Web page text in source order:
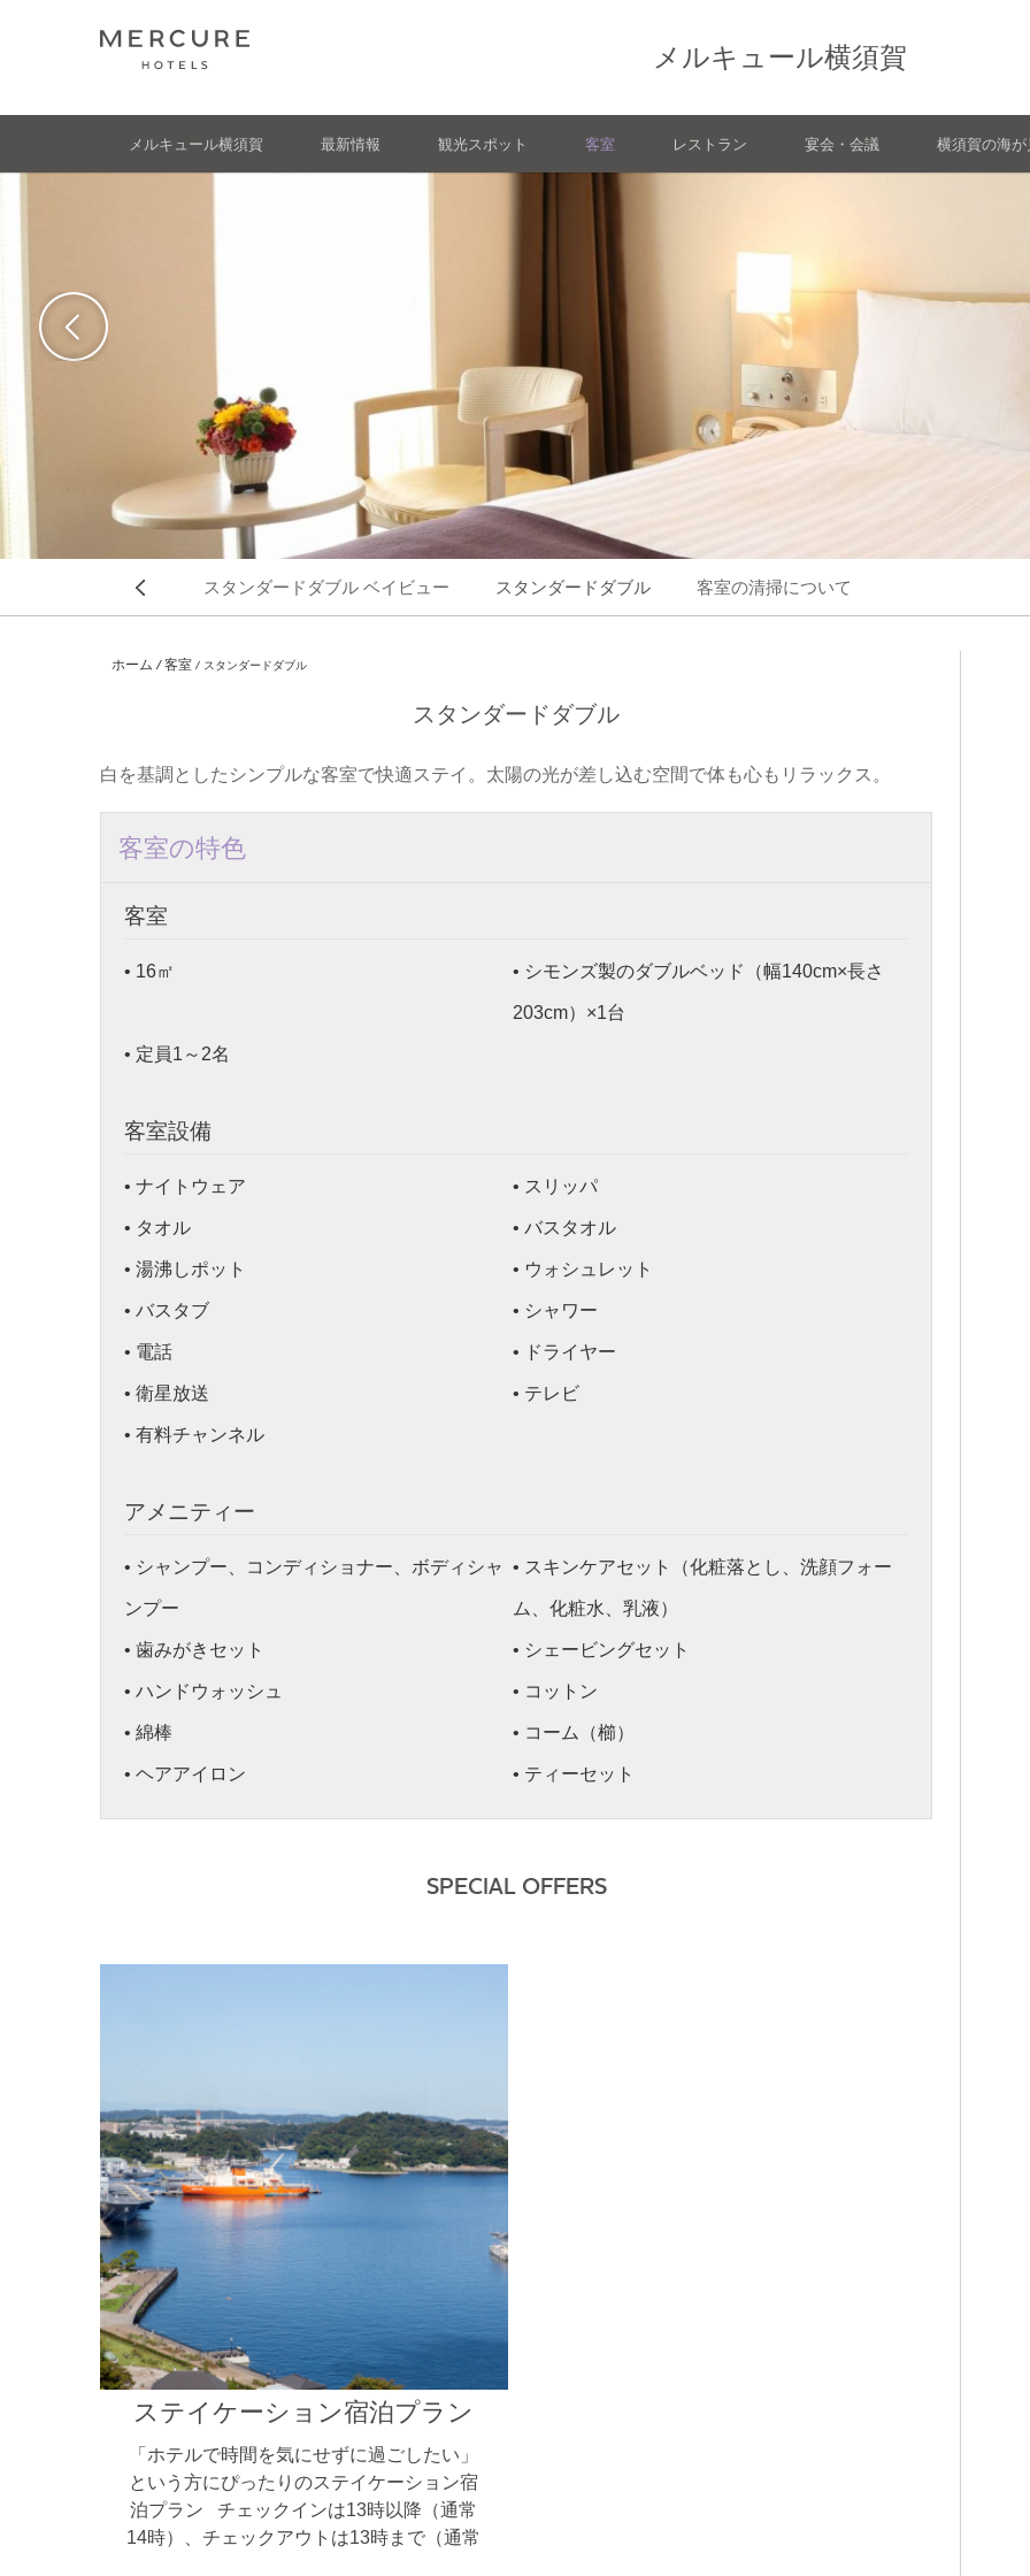
メルキュール横須賀
メルキュール横須賀 最新情報 観光スポット 客室 レストラン 宴会・会議 横須賀の海
前
屋
スタンダードツイン スタンダードダブル ベイビュー スタンダードダブル 客室の清掃について
ホーム 客室 スタンダードダブル
スタンダードダブル
白を基調としたシンプルな客室で快適ステイ。太陽の光が差し込む空間で体も心もリラックス。
客室の特色
客室
• 16㎡ • シモンズ製のダブルベッド（幅140cm×長さ
203cm）×1台
• 定員1～2名
客室設備
• ナイトウェア • スリッパ
• タオル • バスタオル
• 湯沸しポット • ウォシュレット
• バスタブ • シャワー
• 電話 • ドライヤー
• 衛星放送 • テレビ
• 有料チャンネル
アメニティー
• シャンプー、コンディショナー、ボディシャ
ンプー
• スキンケアセット（化粧落とし、洗顔フォー
ム、化粧水、乳液）
• 歯みがきセット • シェービングセット
• ハンドウォッシュ • コットン
• 綿棒 • コーム（櫛）
• ヘアアイロン • ティーセット
SPECIAL OFFERS
ステイケーション宿泊プラン
「ホテルで時間を気にせずに過ごしたい」
という方にぴったりのステイケーション宿
泊プラン チェックインは13時以降（通常
14時）、チェックアウトは13時まで（通常